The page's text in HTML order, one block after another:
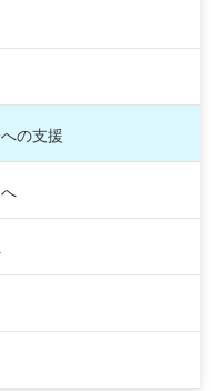
の支援